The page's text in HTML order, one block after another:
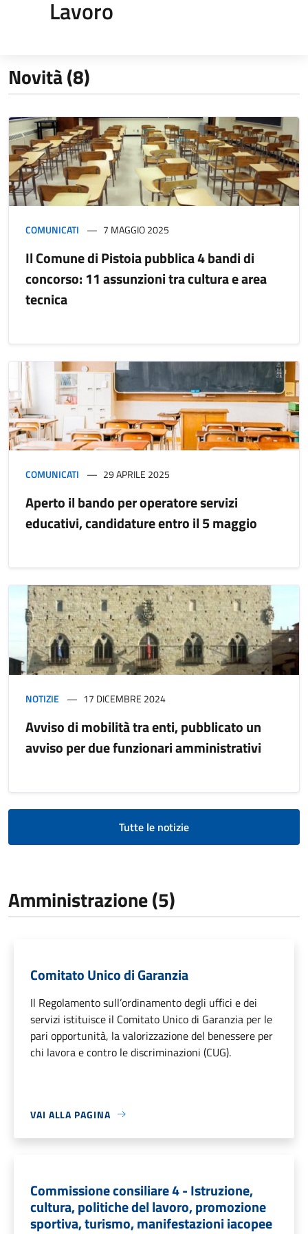
Lavoro
Novità (8)
COMUNICATI 7 MAGGIO 2025
Il Comune di Pistoia pubblica 4 bandi di
concorso: 11 assunzioni tra cultura e area
tecnica
COMUNICATI 29 APRILE 2025
Aperto il bando per operatore servizi
educativi, candidature entro il 5 maggio
NOTIZIE 17 DICEMBRE 2024
Avviso di mobilità tra enti, pubblicato un
avviso per due funzionari amministrativi
Tutte le notizie
Amministrazione (5)
Comitato Unico di Garanzia
Il Regolamento sull’ordinamento degli uffici e dei
servizi istituisce il Comitato Unico di Garanzia per le
pari opportunità, la valorizzazione del benessere per
chi lavora e contro le discriminazioni (CUG).
VAI ALLA PAGINA
Commissione consiliare 4 - Istruzione,
cultura, politiche del lavoro, promozione
sportiva, turismo, manifestazioni iacopee